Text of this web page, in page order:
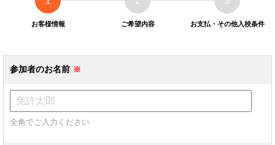
お客様情報 ご希望内容 お支払・その他入校条件
参加者のお名前
全角でご入力ください